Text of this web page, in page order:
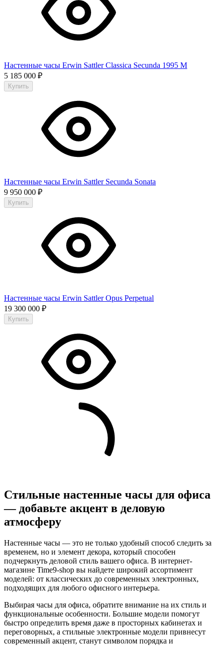
Настенные часы Erwin Sattler Classica Secunda 1995 M
5 185 000 ₽
Купить
Настенные часы Erwin Sattler Secunda Sonata
9 950 000 ₽
Купить
Настенные часы Erwin Sattler Opus Perpetual
19 300 000 ₽
Купить
Стильные настенные часы для офиса
— добавьте акцент в деловую
атмосферу
Настенные часы — это не только удобный способ следить за
временем, но и элемент декора, который способен
подчеркнуть деловой стиль вашего офиса. В интернет-
магазине Time9-shop вы найдете широкий ассортимент
моделей: от классических до современных электронных,
подходящих для любого офисного интерьера.
Выбирая часы для офиса, обратите внимание на их стиль и
функциональные особенности. Большие модели помогут
быстро определить время даже в просторных кабинетах и
переговорных, а стильные электронные модели привнесут
современный акцент, станут символом порядка и